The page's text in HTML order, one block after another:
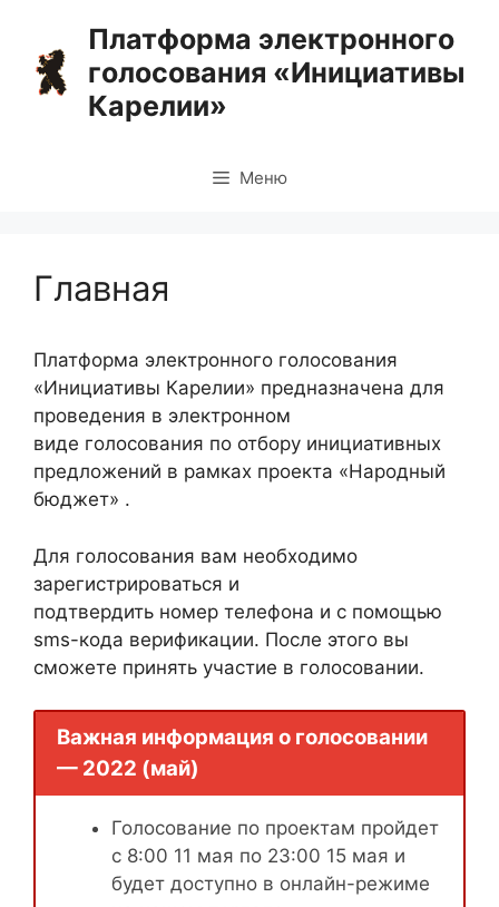
содержимому
Платформа электронного
голосования «Инициативы
Карелии»
Меню
Главная
Платформа электронного голосования
«Инициативы Карелии» предназначена для
проведения в электронном
виде голосования по отбору инициативных
предложений в рамках проекта «Народный
бюджет» .
Для голосования вам необходимо
зарегистрироваться и
подтвердить номер телефона и с помощью
sms-кода верификации. После этого вы
сможете принять участие в голосовании.
Важная информация о голосовании
— 2022 (май)
Голосование по проектам пройдет
с 8:00 11 мая по 23:00 15 мая и
будет доступно в онлайн-режиме